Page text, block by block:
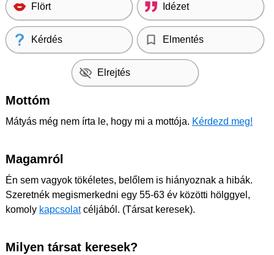
Flört Idézet
Kérdés Elmentés
Elrejtés
Mottóm
Mátyás még nem írta le, hogy mi a mottója. Kérdezd meg!
Magamról
Én sem vagyok tökéletes, belőlem is hiányoznak a hibák.
Szeretnék megismerkedni egy 55-63 év közötti hölggyel,
komoly kapcsolatcéljából. (Társat keresek).
Milyen társat keresek?